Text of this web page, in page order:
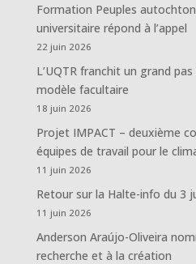
Formation Peuples
universitaire répond à l’appel
22 juin 2026
L’UQTR franchit un grand
modèle facultaire
18 juin 2026
Projet IMPACT – deuxième
équipes de travail pour le
11 juin 2026
Retour sur la Halte-info du 3
11 juin 2026
Anderson Araújo-Oliveira
recherche et à la création